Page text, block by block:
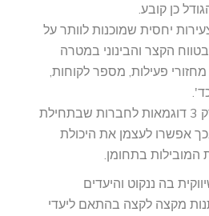
כן קובע.
יחסית שמוכנות לוותר על
הקצר והבינוני במטרה
פעילות, מספר לקוחות,
אמזון, גוגל ופייסבוק הן רק 3 דוגמאות לחברות שבתחילת
אפשרו לעצמן את היכולת
המובילות בתחומן.
בה ננקוט והיעדים
מקצה לקצה בהתאם ליעדי